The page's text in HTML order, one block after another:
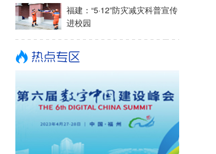
福建：“5·12”防灾减灾科普宣传
进校园